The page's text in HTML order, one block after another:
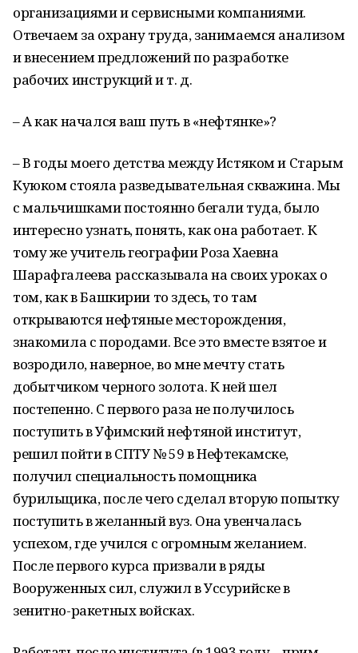
организациями и сервисными компаниями.
Отвечаем за охрану труда, занимаемся анализом
и внесением предложений по разработке
рабочих инструкций и т. д.
– А как начался ваш путь в «нефтянке»?
– В годы моего детства между Истяком и Старым
Куюком стояла разведывательная скважина. Мы
с мальчишками постоянно бегали туда, было
интересно узнать, понять, как она работает. К
тому же учитель географии Роза Хаевна
Шарафгалеева рассказывала на своих уроках о
том, как в Башкирии то здесь, то там
открываются нефтяные месторождения,
знакомила с породами. Все это вместе взятое и
возродило, наверное, во мне мечту стать
добытчиком черного золота. К ней шел
постепенно. С первого раза не получилось
поступить в Уфимский нефтяной институт,
решил пойти в СПТУ № 59 в Нефтекамске,
получил специальность помощника
бурильщика, после чего сделал вторую попытку
поступить в желанный вуз. Она увенчалась
успехом, где учился с огромным желанием.
После первого курса призвали в ряды
Вооруженных сил, служил в Уссурийске в
зенитно-ракетных войсках.